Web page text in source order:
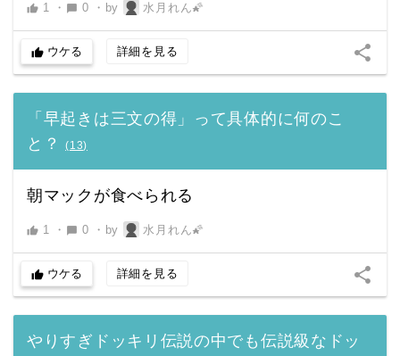
thumb_up 1 ・ chat_bubble 0 ・ by 水月れん🌠
thumb_up ウケる 詳細を見る share
「早起きは三文の得」って具体的に何のこ
と？
(13)
朝マックが食べられる
thumb_up 1 ・ chat_bubble 0 ・ by 水月れん🌠
thumb_up ウケる 詳細を見る share
やりすぎドッキリ伝説の中でも伝説級なドッ